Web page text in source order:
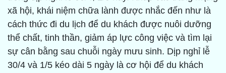
xã hội, khái niệm chữa lành được nhắc đến như là
cách thức đi du lịch để du khách được nuôi dưỡng
thể chất, tinh thần, giảm áp lực công việc và tìm lại
sự cân bằng sau chuỗi ngày mưu sinh. Dịp nghỉ lễ
30/4 và 1/5 kéo dài 5 ngày là cơ hội để du khách